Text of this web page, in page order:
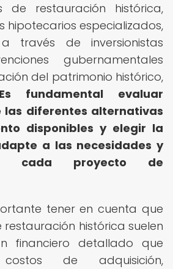
de restauración histórica,
hipotecarios especializados,
través de inversionistas
gubernamentales
del patrimonio histórico,
Es fundamental evaluar
las diferentes alternativas
disponibles y elegir la
a las necesidades y
cada proyecto de
tener en cuenta que
histórica suelen
financiero detallado que
de adquisición,